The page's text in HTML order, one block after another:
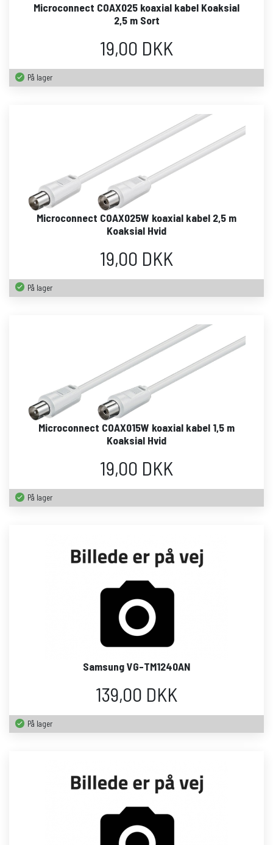
Microconnect COAX025 koaxial kabel Koaksial
2,5 m Sort
19,00 DKK
På lager
Microconnect COAX025W koaxial kabel 2,5 m
Koaksial Hvid
19,00 DKK
På lager
Microconnect COAX015W koaxial kabel 1,5 m
Koaksial Hvid
19,00 DKK
På lager
Samsung VG-TM1240AN
139,00 DKK
På lager